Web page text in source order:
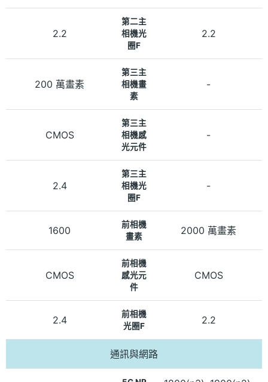
2.2
第二主
相機光
圈F
2.2
200 萬畫素
第三主
相機畫
素
-
CMOS
第三主
相機感
光元件
-
2.4
第三主
相機光
圈F
-
1600
前相機
畫素
2000 萬畫素
CMOS
前相機
感光元
件
CMOS
2.4
前相機
光圈F
2.2
通訊與網路